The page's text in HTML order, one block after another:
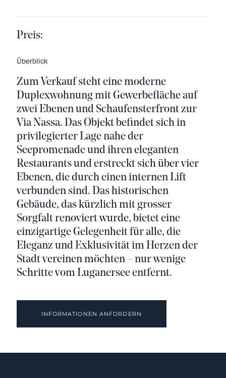
Preis:
Überblick
Zum Verkauf steht eine moderne
Duplexwohnung mit Gewerbefläche auf
zwei Ebenen und Schaufensterfront zur
Via Nassa. Das Objekt befindet sich in
privilegierter Lage nahe der
Seepromenade und ihren eleganten
Restaurants und erstreckt sich über vier
Ebenen, die durch einen internen Lift
verbunden sind. Das historischen
Gebäude, das kürzlich mit grosser
Sorgfalt renoviert wurde, bietet eine
einzigartige Gelegenheit für alle, die
Eleganz und Exklusivität im Herzen der
Stadt vereinen möchten – nur wenige
Schritte vom Luganersee entfernt.
INFORMATIONEN ANFORDERN